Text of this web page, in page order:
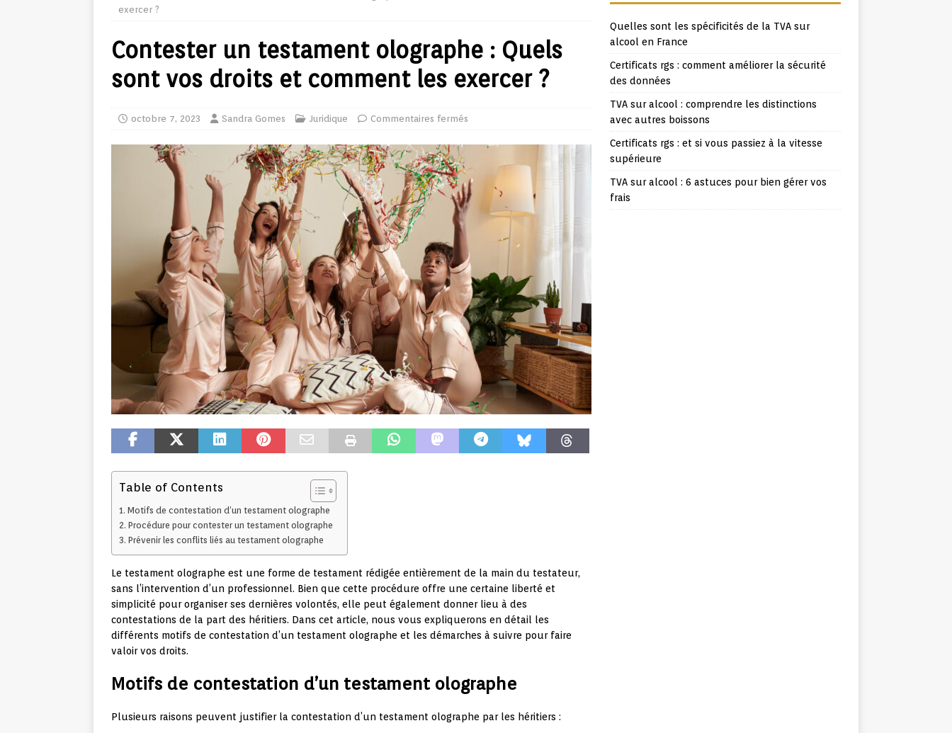
exercer ?
Contester un testament olographe : Quels
sont vos droits et comment les exercer ?
octobre 7, 2023 Sandra Gomes Juridique Commentaires fermés
Table of Contents
Motifs de contestation d’un testament olographe
Procédure pour contester un testament olographe
Prévenir les conflits liés au testament olographe
Le testament olographe est une forme de testament rédigée entièrement de la main du testateur,
sans l’intervention d’un professionnel. Bien que cette procédure offre une certaine liberté et
simplicité pour organiser ses dernières volontés, elle peut également donner lieu à des
contestations de la part des héritiers. Dans cet article, nous vous expliquerons en détail les
différents motifs de contestation d’un testament olographe et les démarches à suivre pour faire
valoir vos droits.
Motifs de contestation d’un testament olographe
Plusieurs raisons peuvent justifier la contestation d’un testament olographe par les héritiers :
Quelles sont les spécificités de la TVA sur
alcool en France
Certificats rgs : comment améliorer la sécurité
des données
TVA sur alcool : comprendre les distinctions
avec autres boissons
Certificats rgs : et si vous passiez à la vitesse
supérieure
TVA sur alcool : 6 astuces pour bien gérer vos
frais